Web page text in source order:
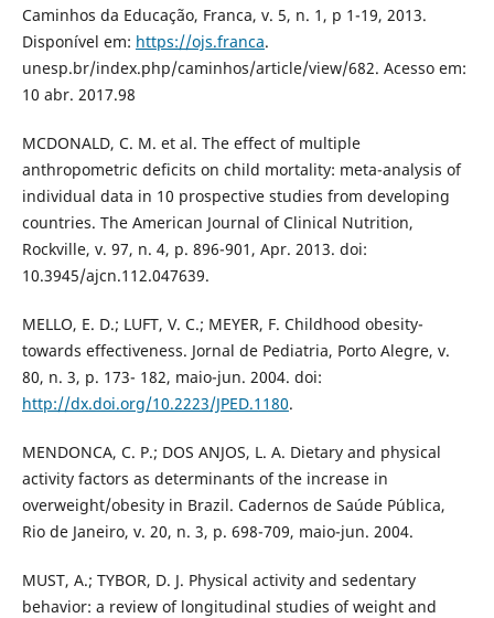
Caminhos da Educação, Franca, v. 5, n. 1, p 1-19, 2013.
Disponível em: https://ojs.franca.
unesp.br/index.php/caminhos/article/view/682. Acesso em:
10 abr. 2017.98
MCDONALD, C. M. et al. The effect of multiple
anthropometric deficits on child mortality: meta-analysis of
individual data in 10 prospective studies from developing
countries. The American Journal of Clinical Nutrition,
Rockville, v. 97, n. 4, p. 896-901, Apr. 2013. doi:
10.3945/ajcn.112.047639.
MELLO, E. D.; LUFT, V. C.; MEYER, F. Childhood obesity-
towards effectiveness. Jornal de Pediatria, Porto Alegre, v.
80, n. 3, p. 173- 182, maio-jun. 2004. doi:
http://dx.doi.org/10.2223/JPED.1180.
MENDONCA, C. P.; DOS ANJOS, L. A. Dietary and physical
activity factors as determinants of the increase in
overweight/obesity in Brazil. Cadernos de Saúde Pública,
Rio de Janeiro, v. 20, n. 3, p. 698-709, maio-jun. 2004.
MUST, A.; TYBOR, D. J. Physical activity and sedentary
behavior: a review of longitudinal studies of weight and